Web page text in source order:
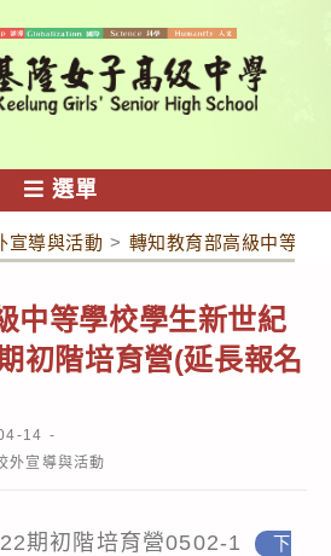
選單
宣導與活動 > 轉知教育部高級中等學
中等學校學生新世紀
初階培育營(延長報名
14
外宣導與活動
期初階培育營0502-1
下